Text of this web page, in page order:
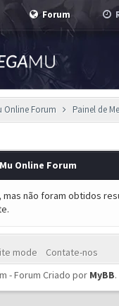
Forum
Online Forum Painel de
Mu Online Forum
mas não foram obtidos
mode
Contate-nos
- Forum Criado por MyBB.